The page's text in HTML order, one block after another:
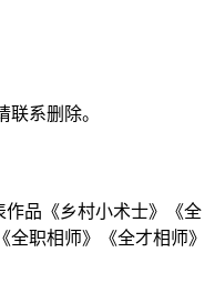
系删除。
品《乡村小术士》《全
职相师》《全才相师》